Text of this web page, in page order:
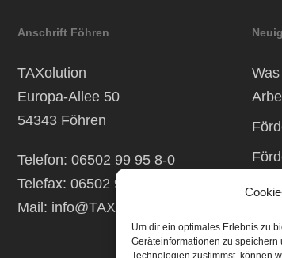
Um dir ein optimales Erlebnis zu
Geräteinformationen zu
Technologien zustimmst, können
Anschrift Föhren
TAXolution
Europa-Allee 50
54343 Föhren
Telefon: 06502 99 95 8-0
Telefax: 06502 99 95 8-99
Mail: info@TAXolution.de